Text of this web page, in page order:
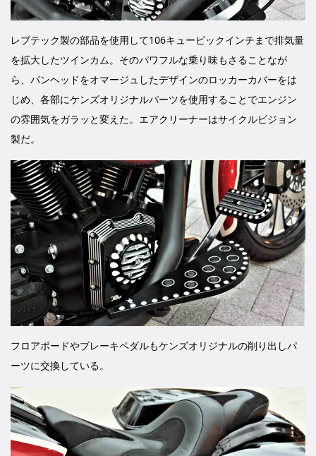
レブテック製の部品を使用して106キュービックインチまで排気量
を拡大したツインカム。そのパワフルな乗り味もさることなが
ら、パンヘッドをオマージュしたデザインのロッカーカバーをは
じめ、各部にケンズオリジナルパーツを使用することでエンジン
の雰囲気をガラッと変えた。エアクリーナーはサイクルビジョン
製だ。
フロアボードやブレーキペダルもケンズオリジナルの削り出しパ
ーツに交換している。